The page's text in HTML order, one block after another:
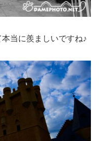
当に羨ましいですね♪